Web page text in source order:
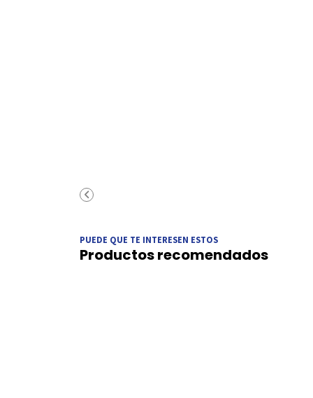
PUEDE QUE TE INTERESEN ESTOS
Productos recomendados